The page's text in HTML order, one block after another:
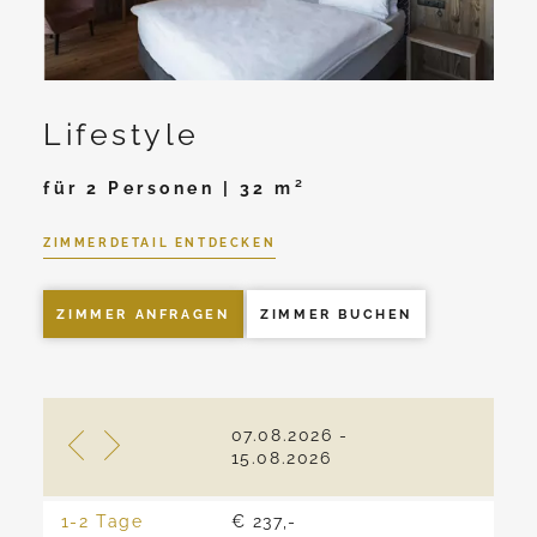
Lifestyle
für 2 Personen | 32 m²
ZIMMERDETAIL ENTDECKEN
ZIMMER ANFRAGEN ZIMMER BUCHEN
07.08.2026 -
15.08.2026
1-2 Tage € 237,-